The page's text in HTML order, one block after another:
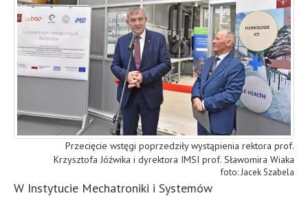
Przecięcie wstęgi poprzedziły wystąpienia rektora prof.
Krzysztofa Jóźwika i dyrektora IMSI prof. Sławomira Wiaka
Jacek Szabela
W Instytucie Mechatroniki i Systemów